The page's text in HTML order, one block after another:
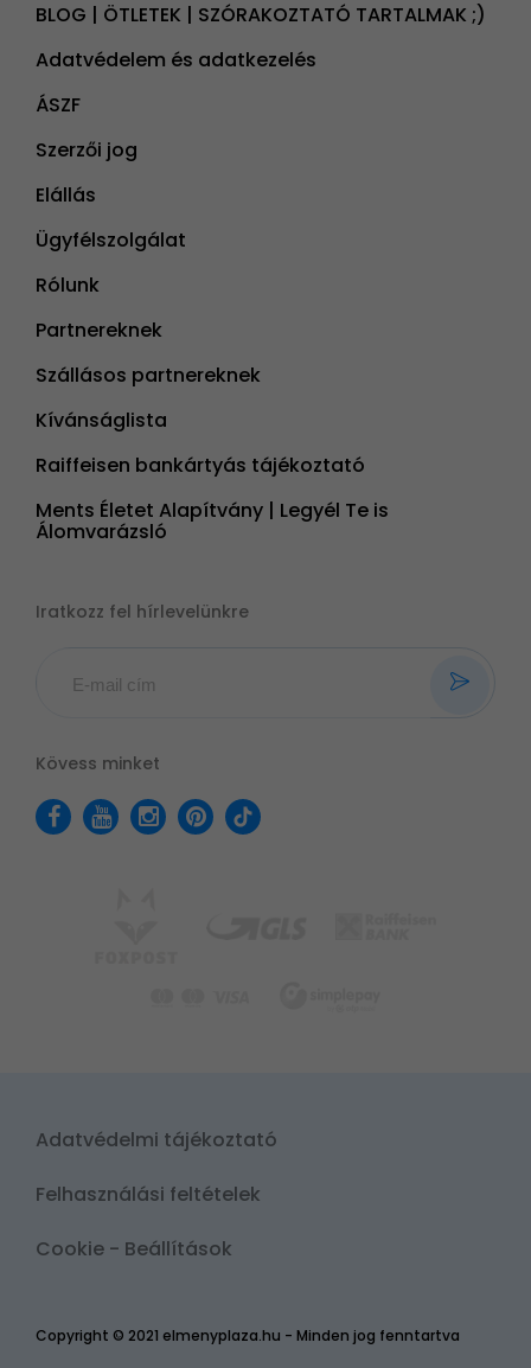
BLOG | ÖTLETEK | SZÓRAKOZTATÓ TARTALMAK ;)
Adatvédelem és adatkezelés
ÁSZF
Szerzői jog
Elállás
Ügyfélszolgálat
Rólunk
Partnereknek
Szállásos partnereknek
Kívánságlista
Raiffeisen bankártyás tájékoztató
Ments Életet Alapítvány | Legyél Te is
Álomvarázsló
Iratkozz fel hírlevelünkre
Kövess minket
Copyright © 2021 elmenyplaza.hu - Minden jog fenntartva
Adatvédelmi tájékoztató
Felhasználási feltételek
Cookie - Beállítások